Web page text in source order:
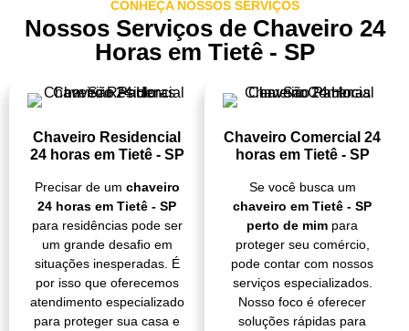
CONHEÇA NOSSOS SERVIÇOS
Nossos Serviços de Chaveiro 24
Horas em Tietê - SP
Chaveiro Residencial
24 horas em Tietê - SP
Precisar de um chaveiro
24 horas em Tietê - SP
para residências pode ser
um grande desafio em
situações inesperadas. É
por isso que oferecemos
atendimento especializado
para proteger sua casa e
Chaveiro Comercial 24
horas em Tietê - SP
Se você busca um
chaveiro em Tietê - SP
perto de mim para
proteger seu comércio,
pode contar com nossos
serviços especializados.
Nosso foco é oferecer
soluções rápidas para